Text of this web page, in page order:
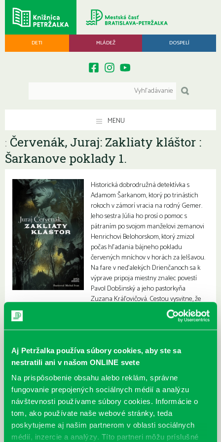
Aj Petržalka používa súbory cookies, aby ste sa
nestratili ani v našom ONLINE svete
Na prispôsobenie obsahu alebo reklám, správne
fungovanie prepojených sociálnych médií a analýzu
návštevnosti používame súbory cookies. Informácie o
tom, ako používate naše webové stránky, teda
poskytujeme aj našim partnerom v oblasti sociálnych
médií, inzercie a analýzy. Títo partneri môžu príslušné
DETI MLÁDEŽ DOSPELÍ
MENU
: Červenák, Juraj: Zakliaty kláštor :
Šarkanove poklady 1.
Historická dobrodružná detektívka s
Adamom Šarkanom, ktorý po trinástich
rokoch v zámorí vracia na rodný Gemer.
Jeho sestra Júlia ho prosí o pomoc s
pátraním po svojom manželovi zemanovi
Henrichovi Belohorskom, ktorý zmizol
počas hľadania bájneho pokladu
červených mníchov v horách za Jelšavou.
Na fare v neďalekých Drienčanoch sa k
výprave pripoja miestny znalec povestí
Pavol Dobšinský a jeho pastorkyňa
Zuzana Kráľovičová. Cestou vysvitne, že
Henrichovo zmiznutie by mohlo súvisieť s nedávnym prepadnutím
zásielky peňazí pre správu coburgovského panstva.